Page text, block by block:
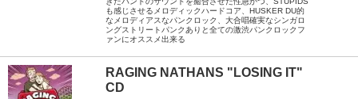
も感じさせるメロディックハードコア、HUSKER DU的
なメロディアスなパンクロック、大合唱確実なシンガロ
ングストリートパンクありと全ての激渋パンクロックフ
ァンにオススメ出来る
RAGING NATHANS "LOSING IT"
CD